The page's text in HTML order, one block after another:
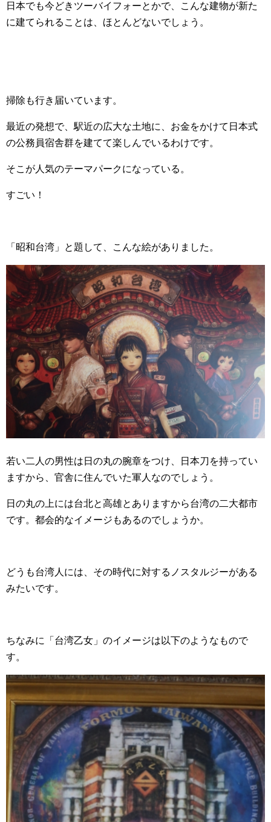
日本でも今どきツーバイフォーとかで、こんな建物が新た
に建てられることは、ほとんどないでしょう。
掃除も行き届いています。
最近の発想で、駅近の広大な土地に、お金をかけて日本式
の公務員宿舎群を建てて楽しんでいるわけです。
そこが人気のテーマパークになっている。
すごい！
「昭和台湾」と題して、こんな絵がありました。
若い二人の男性は日の丸の腕章をつけ、日本刀を持ってい
ますから、官舎に住んでいた軍人なのでしょう。
日の丸の上には台北と高雄とありますから台湾の二大都市
です。都会的なイメージもあるのでしょうか。
どうも台湾人には、その時代に対するノスタルジーがある
みたいです。
ちなみに「台湾乙女」のイメージは以下のようなもので
す。